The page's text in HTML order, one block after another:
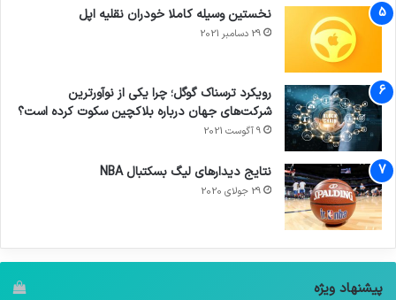
نخستین وسیله کاملا خودران نقلیه اپل
29 دسامبر 2021
رویکرد ترسناک گوگل؛ چرا یکی از نوآورترین
شرکت‌های جهان درباره بلاکچین سکوت کرده است؟
9 آگوست 2021
نتایج دیدار‌های لیگ بسکتبال NBA
29 جولای 2020
پیشنهاد ویژه